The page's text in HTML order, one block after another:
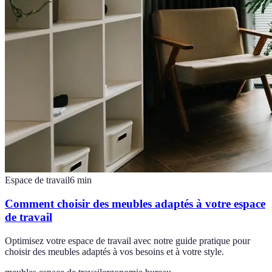
Espace de travail6 min
Comment choisir des meubles adaptés à votre espace
de travail
Optimisez votre espace de travail avec notre guide pratique pour
choisir des meubles adaptés à vos besoins et à votre style.